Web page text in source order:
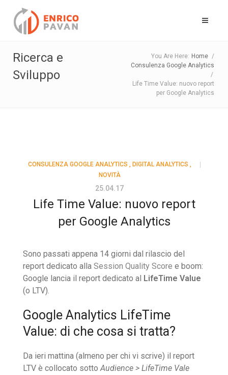
Ricerca e
Sviluppo
You Are Here: Home /
Consulenza Google Analytics
/
Life Time Value: nuovo report
per Google Analytics
CONSULENZA GOOGLE ANALYTICS , DIGITAL ANALYTICS ,
NOVITÀ
25.04.17
Life Time Value: nuovo report
per Google Analytics
Sono passati appena 14 giorni dal rilascio del
report dedicato alla Session Quality Score e boom:
Google lancia il report dedicato al LifeTime Value
(o LTV).
Google Analytics LifeTime
Value: di che cosa si tratta?
Da ieri mattina (almeno per chi vi scrive) il report
LTV è collocato sottoAudience > LifeTime Vale